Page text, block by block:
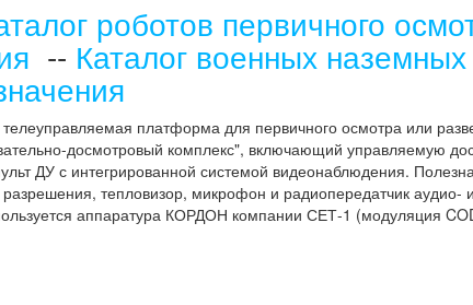
роботов первичного
-- Каталог военных
платформа для первичного осмотра или
досмотровый комплекс", включающий управляемую
ДУ с интегрированной системой видеонаблюдения.
тепловизор, микрофон и радиопередатчик
аппаратура КОРДОН компании СЕТ-1 (модуляция